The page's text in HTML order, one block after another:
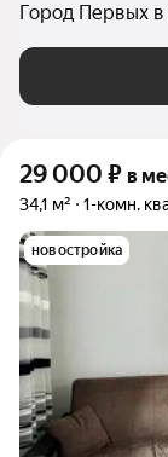
Город Первых
29 000 ₽ в
34,1 м² 1-комн.
новостройка